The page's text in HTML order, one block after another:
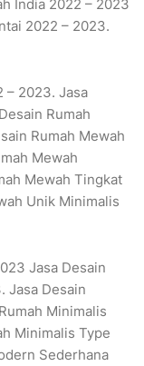
India 2022 – 2023
2022 – 2023.
– 2023. Jasa
Rumah
Rumah Mewah
Mewah
Mewah Tingkat
Unik Minimalis
Jasa Desain
Jasa Desain
Minimalis
Minimalis Type
Sederhana